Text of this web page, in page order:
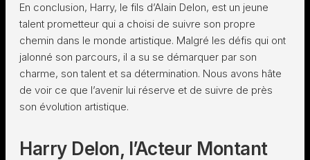
En conclusion, Harry, le fils d’Alain Delon, est un jeune
talent prometteur qui a choisi de suivre son propre
chemin dans le monde artistique. Malgré les défis qui ont
jalonné son parcours, il a su se démarquer par son
charme, son talent et sa détermination. Nous avons hâte
de voir ce que l’avenir lui réserve et de suivre de près
son évolution artistique.
Harry Delon, l’Acteur Montant